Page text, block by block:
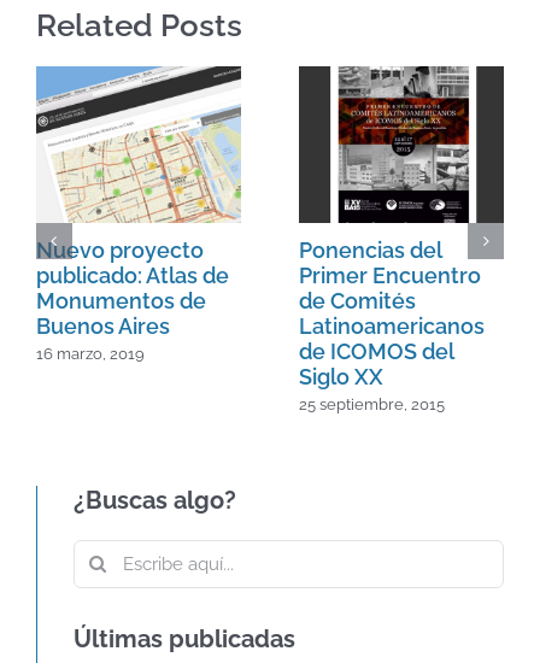
Related Posts
Nuevo proyecto
publicado: Atlas de
Monumentos de
Buenos Aires
16 marzo, 2019
Ponencias del
Primer Encuentro
de Comités
Latinoamericanos
de ICOMOS del
Siglo XX
25 septiembre, 2015
¿Buscas algo?
Buscar:
Últimas publicadas